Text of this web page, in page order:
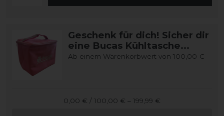
Geschenk für dich! Sicher dir
eine Bucas Kühltasche...
Ab einem Warenkorbwert von 100,00 €
0,00 € / 100,00 € – 199,99 €